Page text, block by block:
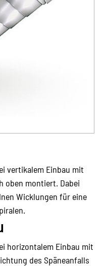
vertikalem Einbau mit
oben montiert. Dabei
Wicklungen für eine
horizontalem Einbau mit
des Späneanfalls